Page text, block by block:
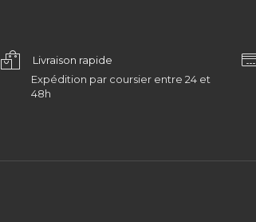
Livraison rapide
Expédition par coursier entre 24 et
48h